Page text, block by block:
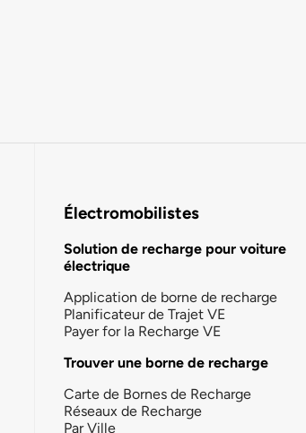
Électromobilistes
Solution de recharge pour voiture
électrique
Application de borne de recharge
Planificateur de Trajet VE
Payer for la Recharge VE
Trouver une borne de recharge
Carte de Bornes de Recharge
Réseaux de Recharge
Par Ville